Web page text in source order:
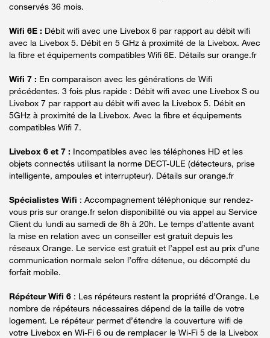
conservés 36 mois.
Wifi 6E : Débit wifi avec une Livebox 6 par rapport au débit wifi
avec la Livebox 5. Débit en 5 GHz à proximité de la Livebox. Avec
la fibre et équipements compatibles Wifi 6E. Détails sur orange.fr
Wifi 7 : En comparaison avec les générations de Wifi
précédentes. 3 fois plus rapide : Débit wifi avec une Livebox S ou
Livebox 7 par rapport au débit wifi avec la Livebox 5. Débit en
5GHz à proximité de la Livebox. Avec la fibre et équipements
compatibles Wifi 7.
Livebox 6 et 7 : Incompatibles avec les téléphones HD et les
objets connectés utilisant la norme DECT-ULE (détecteurs, prise
intelligente, ampoules et interrupteur). Détails sur orange.fr
Spécialistes Wifi : Accompagnement téléphonique sur rendez-
vous pris sur orange.fr selon disponibilité ou via appel au Service
Client du lundi au samedi de 8h à 20h. Le temps d’attente avant
la mise en relation avec un conseiller est gratuit depuis les
réseaux Orange. Le service est gratuit et l’appel est au prix d’une
communication normale selon l’offre détenue, ou décompté du
forfait mobile.
Répéteur Wifi 6 : Les répéteurs restent la propriété d’Orange. Le
nombre de répéteurs nécessaires dépend de la taille de votre
logement. Le répéteur permet d’étendre la couverture wifi de
votre Livebox en Wi-Fi 6 ou de remplacer le Wi-Fi 5 de la Livebox